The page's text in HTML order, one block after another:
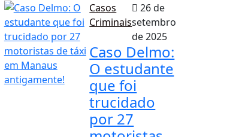
Casos
Criminais
26 de
setembro
de 2025
Caso Delmo:
O estudante
que foi
trucidado
por 27